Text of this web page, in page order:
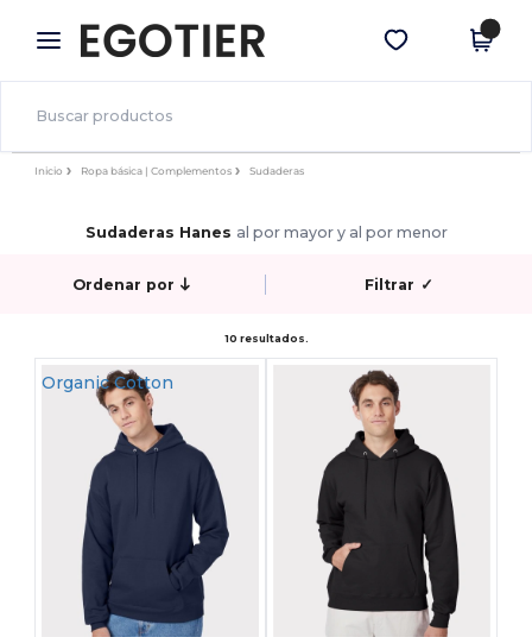
× App de Egotier
¡Mejores precios en app!
Descargar app
Inicio Ropa básica | Complementos Sudaderas
Sudaderas Hanes al por mayor y al por menor
Ordenar por Filtrar ✓
10 resultados.
Organic Cotton